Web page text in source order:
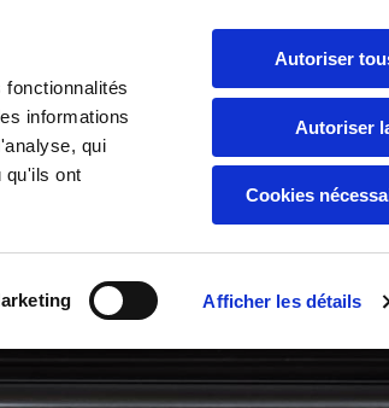
informations
qui
qu'ils ont
Afficher les détails
Autoriser
Autoriser
Cookies
+33 2 54
société Actualité